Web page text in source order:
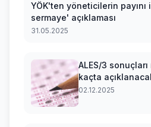
YÖK'ten yöneticilerin
sermaye' açıklaması
31.05.2025
ALES/3
kaçta
ekranı
02.12.2025